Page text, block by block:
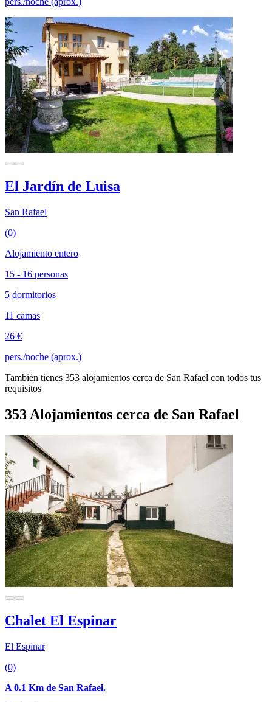
El Jardín de Luisa
San Rafael
(0)
Alojamiento entero
15 - 16 personas
5 dormitorios
11 camas
26 €
pers./noche (aprox.)
También tienes 353 alojamientos cerca de San Rafael con todos tus
requisitos
353 Alojamientos cerca de San Rafael
Chalet El Espinar
El Espinar
(0)
A 0.1 Km de San Rafael.